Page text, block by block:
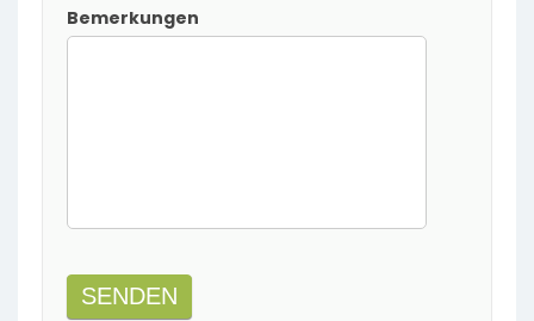
Bemerkungen
SENDEN